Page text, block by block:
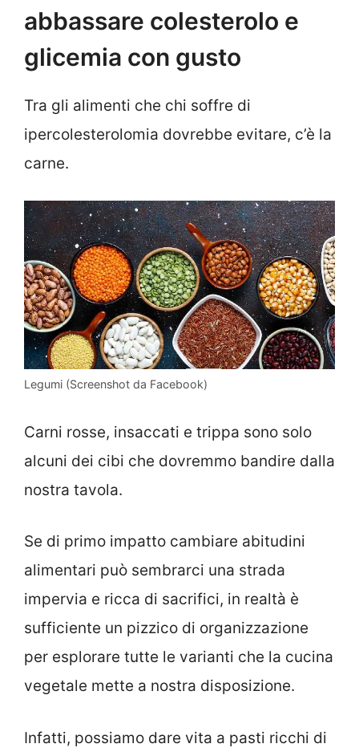
abbassare colesterolo e
glicemia con gusto
Tra gli alimenti che chi soffre di
ipercolesterolomia dovrebbe evitare, c’è la
carne.
Legumi (Screenshot da Facebook)
Carni rosse, insaccati e trippa sono solo
alcuni dei cibi che dovremmo bandire dalla
nostra tavola.
Se di primo impatto cambiare abitudini
alimentari può sembrarci una strada
impervia e ricca di sacrifici, in realtà è
sufficiente un pizzico di organizzazione
per esplorare tutte le varianti che la cucina
vegetale mette a nostra disposizione.
Infatti, possiamo dare vita a pasti ricchi di